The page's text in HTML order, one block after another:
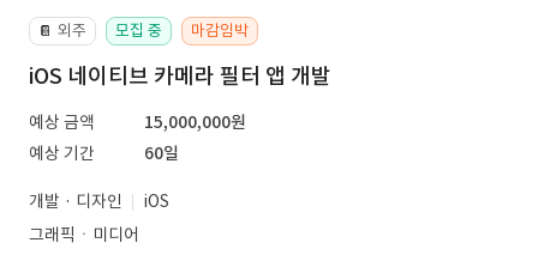
📔 외주 모집 중 마감임박
iOS 네이티브 카메라 필터 앱 개발
예상 금액
15,000,000원
예상 기간
60일
개발 · 디자인
iOS
그래픽ㆍ미디어